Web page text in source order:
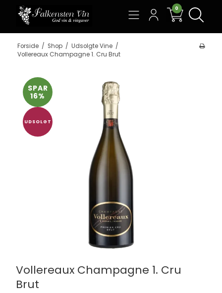
0
Forside / Shop / Udsolgte Vine /
Vollereaux Champagne 1. Cru Brut
SPAR
16%
UDSOLGT
Vollereaux Champagne 1. Cru
Brut